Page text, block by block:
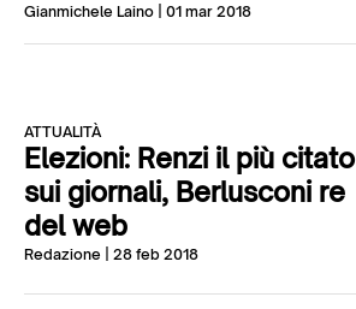
Gianmichele Laino | 01 mar 2018
ATTUALITÀ
Elezioni: Renzi il più citato
sui giornali, Berlusconi re
del web
Redazione | 28 feb 2018